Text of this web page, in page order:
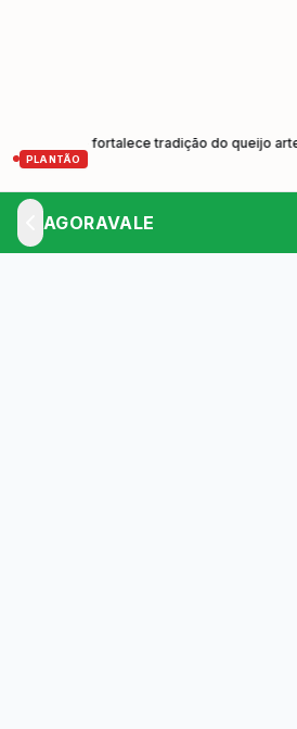
PLANTÃO
e fortalece tradição do queijo artesanal
AGORAVALE